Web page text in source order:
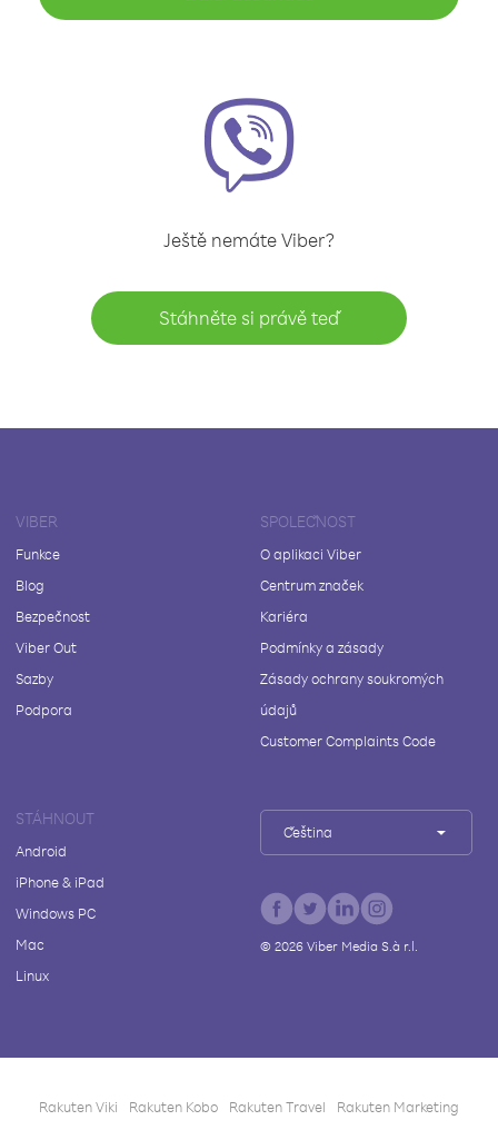
Ještě nemáte Viber?
Stáhněte si právě teď
VIBER
Funkce
Blog
Bezpečnost
Viber Out
Sazby
Podpora
SPOLEČNOST
O aplikaci Viber
Centrum značek
Kariéra
Podmínky a zásady
Zásady ochrany soukromých
údajů
Customer Complaints Code
STÁHNOUT
Android
iPhone & iPad
Windows PC
Mac
Linux
Čeština
© 2026Viber Media S.à r.l.
Rakuten Viki Rakuten Kobo Rakuten Travel Rakuten Marketing